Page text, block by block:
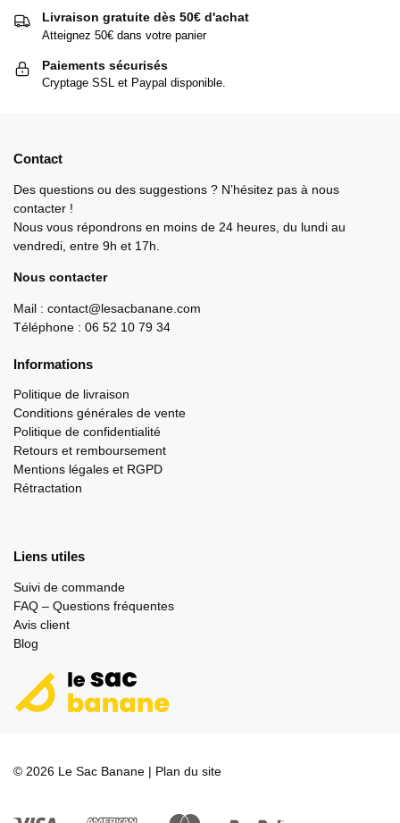
Livraison gratuite dès 50€ d'achat
Atteignez 50€ dans votre panier
Paiements sécurisés
Cryptage SSL et Paypal disponible.
Contact
Des questions ou des suggestions ? N’hésitez pas à nous
contacter !
Nous vous répondrons en moins de 24 heures, du lundi au
vendredi, entre 9h et 17h.
Nous contacter
Mail : contact@lesacbanane.com
Téléphone : 06 52 10 79 34
Informations
Politique de livraison
Conditions générales de vente
Politique de confidentialité
Retours et remboursement
Mentions légales et RGPD
Rétractation
Liens utiles
Suivi de commande
FAQ – Questions fréquentes
Avis client
Blog
© 2026 Le Sac Banane | Plan du site